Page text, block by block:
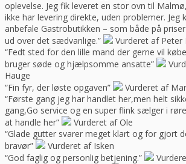
oplevelse. Jeg fik leveret en stor ovn til
ikke har levering direkte, uden problemer. Jeg
anbefale Gastrobutikken – som både på
ud over det sædvanlige.”
Vurderet af Peter
“Fedt sted for den lille mand der gerne vil
bruger søde og hjælpsomme ansatte”
Hauge
“Fin fyr, der løste opgaven”
Vurderet af
“Første gang jeg har handlet her,men helt
gang,Go service og en super flink sælger i
at handle her”
Vurderet af Ole
“Glade gutter svarer meget klart og for gjort
bravør”
Vurderet af Isken
“God faglig og personlig betjening.”